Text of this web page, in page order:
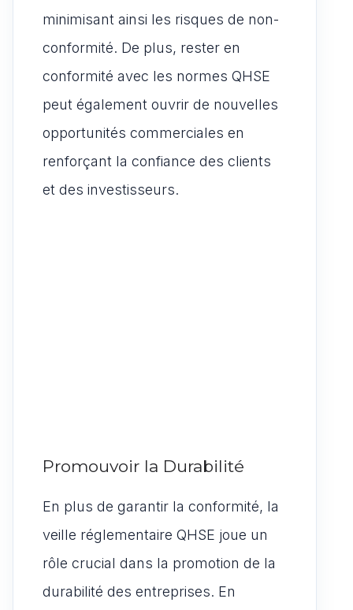
minimisant ainsi les risques de non-
conformité. De plus, rester en
conformité avec les normes QHSE
peut également ouvrir de nouvelles
opportunités commerciales en
renforçant la confiance des clients
et des investisseurs.
Promouvoir la Durabilité
En plus de garantir la conformité, la
veille réglementaire QHSE joue un
rôle crucial dans la promotion de la
durabilité des entreprises. En